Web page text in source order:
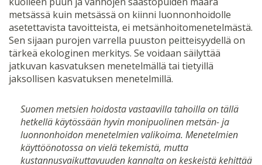
metsässä kuin metsässä on kiinni luonnonhoidolle
asetettavista tavoitteista, ei metsänhoitomenetelmästä.
Sen sijaan purojen varrella puuston peitteisyydellä on
tärkeä ekologinen merkitys. Se voidaan säilyttää
jatkuvan kasvatuksen menetelmällä tai tietyillä
jaksollisen kasvatuksen menetelmillä.
Suomen metsien hoidosta vastaavilla tahoilla on tällä
hetkellä käytössään hyvin monipuolinen metsän- ja
luonnonhoidon menetelmien valikoima. Menetelmien
käyttöönotossa on vielä tekemistä, mutta
kustannusvaikuttavuuden kannalta on keskeistä kehittää